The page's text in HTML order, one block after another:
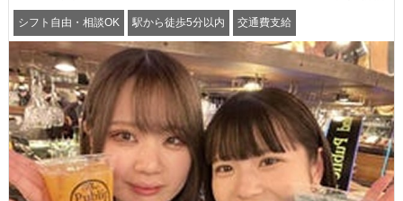
シフト自由・相談OK 駅から徒歩5分以内 交通費支給